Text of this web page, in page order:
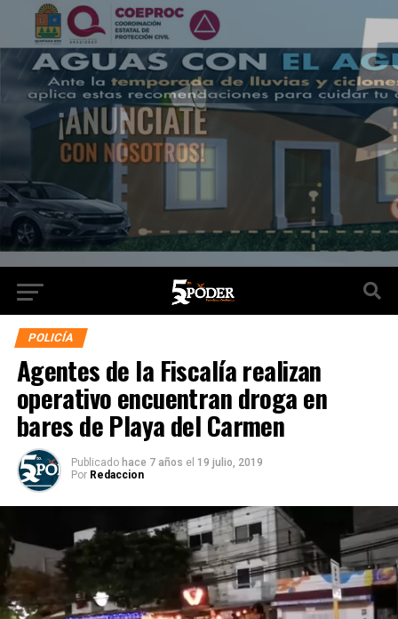
POLICÍA
Agentes de la Fiscalía realizan
operativo encuentran droga en
bares de Playa del Carmen
Publicado hace 7 años el 19 julio, 2019
Por Redaccion